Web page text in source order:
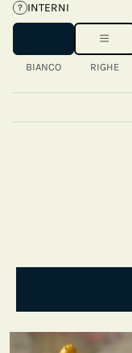
? INTERNI
BIANCO RIGHE